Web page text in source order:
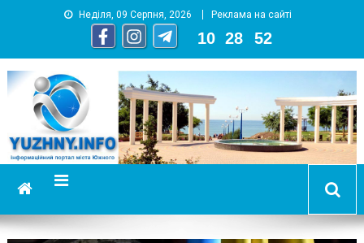
Неділя, 09 Серпня, 2026 Реклама на сайті
10 28 53
YUZHNY.INFO
информационный портал города Южный